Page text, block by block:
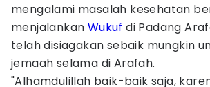
mengalami masalah kesehatan
menjalankan Wukuf di Padang
telah disiagakan sebaik mungkin
jemaah selama di Arafah.
"Alhamdulillah baik-baik saja,